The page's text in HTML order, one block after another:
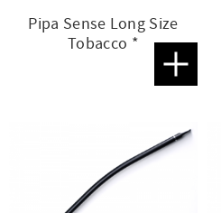
Pipa Sense Long Size
Tobacco *
Lägg